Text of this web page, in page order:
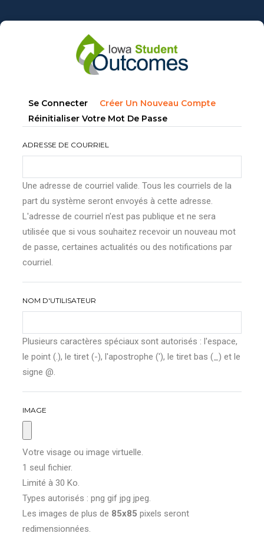
au
Onglets
principaux
Se Connecter Créer Un Nouveau Compte
Réinitialiser Votre Mot De Passe
ADRESSE DE COURRIEL
Une adresse de courriel valide. Tous les courriels de la
part du système seront envoyés à cette adresse.
L'adresse de courriel n'est pas publique et ne sera
utilisée que si vous souhaitez recevoir un nouveau mot
de passe, certaines actualités ou des notifications par
courriel.
NOM D'UTILISATEUR
Plusieurs caractères spéciaux sont autorisés : l'espace,
le point (.), le tiret (-), l'apostrophe ('), le tiret bas (_) et le
signe @.
IMAGE
Votre visage ou image virtuelle.
1 seul fichier.
Limité à 30 Ko.
Types autorisés : png gif jpg jpeg.
Les images de plus de 85x85 pixels seront
redimensionnées.